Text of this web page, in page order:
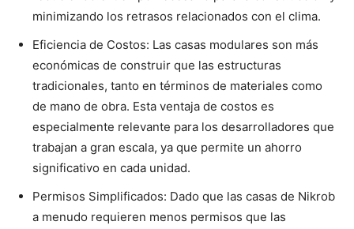
minimizando los retrasos relacionados con el clima.
Eficiencia de Costos: Las casas modulares son más
económicas de construir que las estructuras
tradicionales, tanto en términos de materiales como
de mano de obra. Esta ventaja de costos es
especialmente relevante para los desarrolladores que
trabajan a gran escala, ya que permite un ahorro
significativo en cada unidad.
Permisos Simplificados: Dado que las casas de Nikrob
a menudo requieren menos permisos que las